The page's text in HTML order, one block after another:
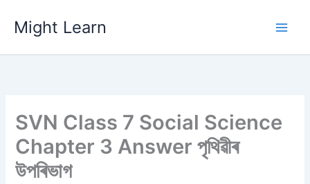
content
Might Learn
SVN Class 7 Social Science
Chapter 3 Answer পৃথিৱীৰ
উপৰিভাগ